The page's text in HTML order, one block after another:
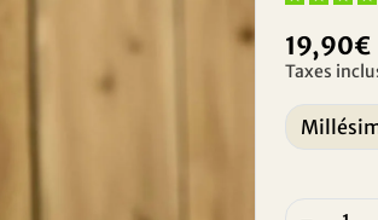
19,90€
Taxes